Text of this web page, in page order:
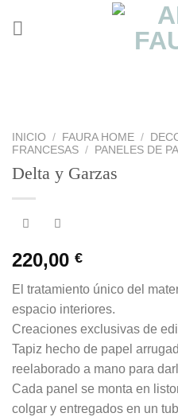
INICIO / FAURA HOME /
FRANCESAS / PANELES DE
Delta y Garzas
220,00 €
El tratamiento único del
espacio interiores.
Creaciones exclusivas de
Tapiz hecho de papel
reelaborado a mano para
Cada panel se monta en
colgar y entregados en un